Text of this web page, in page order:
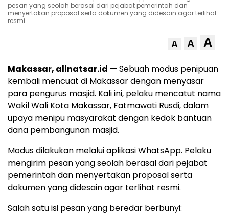
pesan yang seolah berasal dari pejabat pemerintah dan
menyertakan proposal serta dokumen yang didesain agar terlihat
resmi.
A A A
Makassar, allnatsar.id — Sebuah modus penipuan
kembali mencuat di Makassar dengan menyasar
para pengurus masjid. Kali ini, pelaku mencatut nama
Wakil Wali Kota Makassar, Fatmawati Rusdi, dalam
upaya menipu masyarakat dengan kedok bantuan
dana pembangunan masjid.
Modus dilakukan melalui aplikasi WhatsApp. Pelaku
mengirim pesan yang seolah berasal dari pejabat
pemerintah dan menyertakan proposal serta
dokumen yang didesain agar terlihat resmi.
Salah satu isi pesan yang beredar berbunyi: